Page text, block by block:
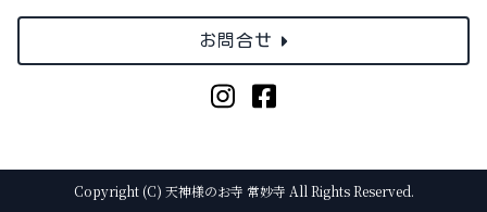
お問合せ
Copyright (C) 天神様のお寺 常妙寺 All Rights Reserved.